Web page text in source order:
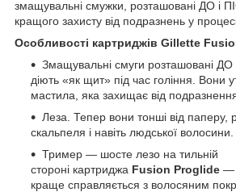
змащувальні смужки, розташовані ДО і
кращого захисту від подразнень у процесі
Особливості картриджів Gillette
Змащувальні смуги розташовані
діють «як щит» під час гоління. Вони
мастила, яка захищає від
Леза. Тепер вони тонші від паперу,
скальпеля і навіть людської волосини.
Тример — шосте лезо на тильній
стороні картриджа Fusion Proglide —
краще справляється з волосяним